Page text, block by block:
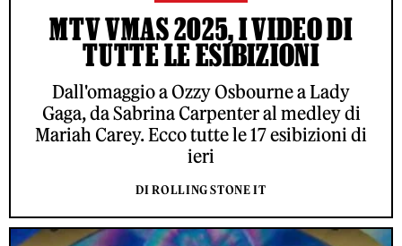
MTV VMAS 2025, I VIDEO DI
TUTTE LE ESIBIZIONI
Dall'omaggio a Ozzy Osbourne a Lady
Gaga, da Sabrina Carpenter al medley di
Mariah Carey. Ecco tutte le 17 esibizioni di
ieri
DI ROLLING STONE IT